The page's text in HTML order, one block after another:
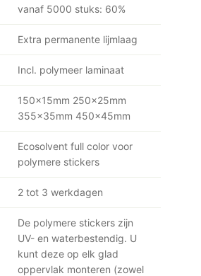
vanaf 5000 stuks: 60%
Extra permanente lijmlaag
Incl. polymeer laminaat
150x15mm 250x25mm
355x35mm 450x45mm
Ecosolvent full color voor
polymere stickers
2 tot 3 werkdagen
De polymere stickers zijn
UV- en waterbestendig. U
kunt deze op elk glad
oppervlak monteren (zowel